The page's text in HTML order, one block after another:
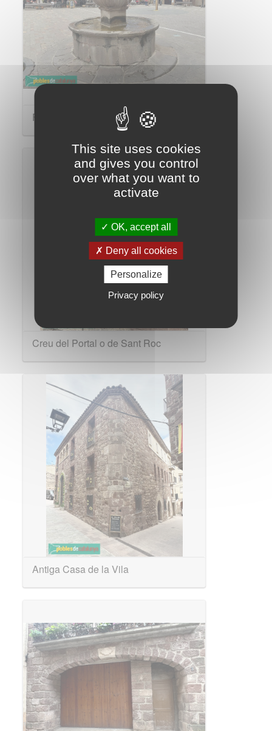
Font de la Plaça Major
Creu del Portal o de Sant Roc
Antiga Casa de la Vila
This site uses cookies
and gives you control
over what you want to
activate
OK, accept all
Deny all cookies
Personalize
Privacy policy